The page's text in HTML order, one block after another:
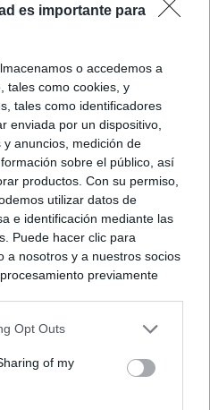
es importante para
o accedemos a
tales como cookies, y
tales como identificadores
enviada por un dispositivo,
anuncios, medición de
sobre el público, así
productos. Con su permiso,
utilizar datos de
e identificación mediante las
Puede hacer clic para
a nosotros y a nuestros socios
previamente
en cuenta que algún
tiene el derecho de
preferencias se aplicarán
Opt Outs
of my